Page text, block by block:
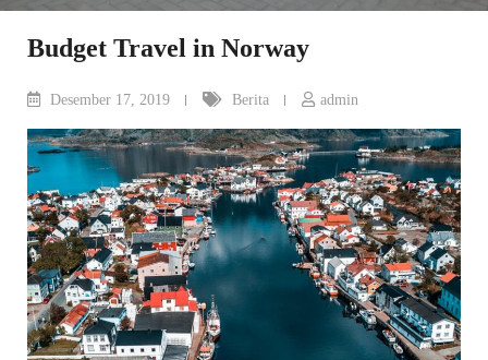
Budget Travel in Norway
Desember 17, 2019 Berita admin